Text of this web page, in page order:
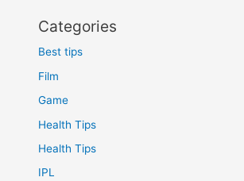
Categories
Best tips
Film
Game
Health Tips
Health Tips
IPL